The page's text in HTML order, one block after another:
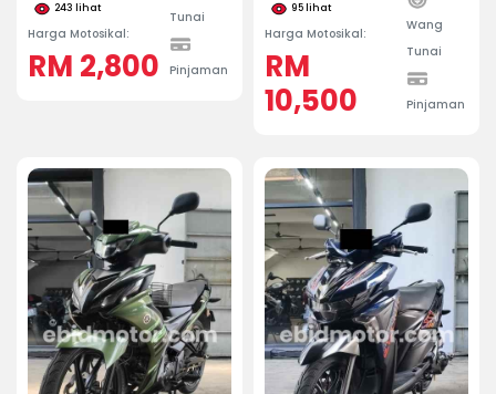
243 lihat
Harga Motosikal:
RM 2,800
Tunai
Pinjaman
95lihat
Harga Motosikal:
RM
10,500
Wang
Tunai
Pinjaman